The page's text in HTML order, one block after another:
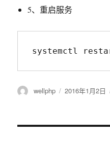
5、重启服务
systemctl
作
wellphp
发
2016年1月2日